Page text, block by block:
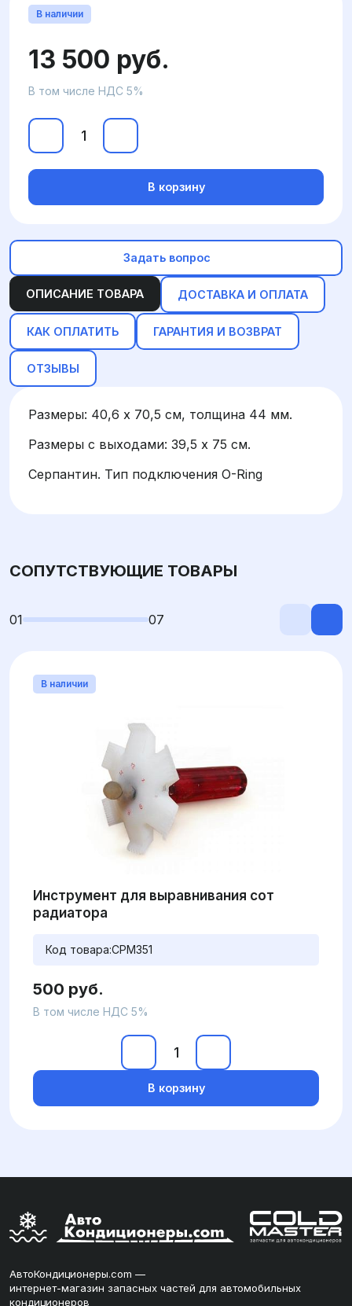
ОПИСАНИЕ ТОВАРА ДОСТАВКА И ОПЛАТА
КАК ОПЛАТИТЬ ГАРАНТИЯ И ВОЗВРАТ
ОТЗЫВЫ
Размеры: 40,6 х 70,5 см, толщина 44 мм.
Размеры с выходами: 39,5 х 75 см.
Серпантин. Тип подключения O-Ring
В наличии
13 500 руб.
В том числе НДС 5%
В корзину
Задать вопрос
СОПУТСТВУЮЩИЕ ТОВАРЫ
01 07
В наличии
Инструмент для выравнивания сот
радиатора
Код товара:CPM351
500 руб.
В том числе НДС 5%
В корзину
АвтоКондиционеры.com —
интернет-магазин запасных частей для автомобильных
кондиционеров